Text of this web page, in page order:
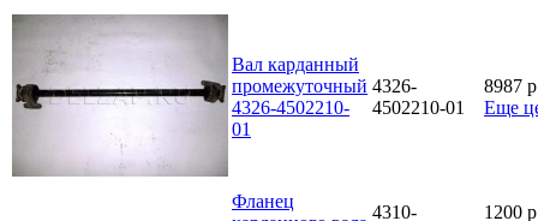
Вал карданный
промежуточный
4326-4502210-
01
4326-
4502210-01
8987 p
Еще
Фланец
4310-
1200 p